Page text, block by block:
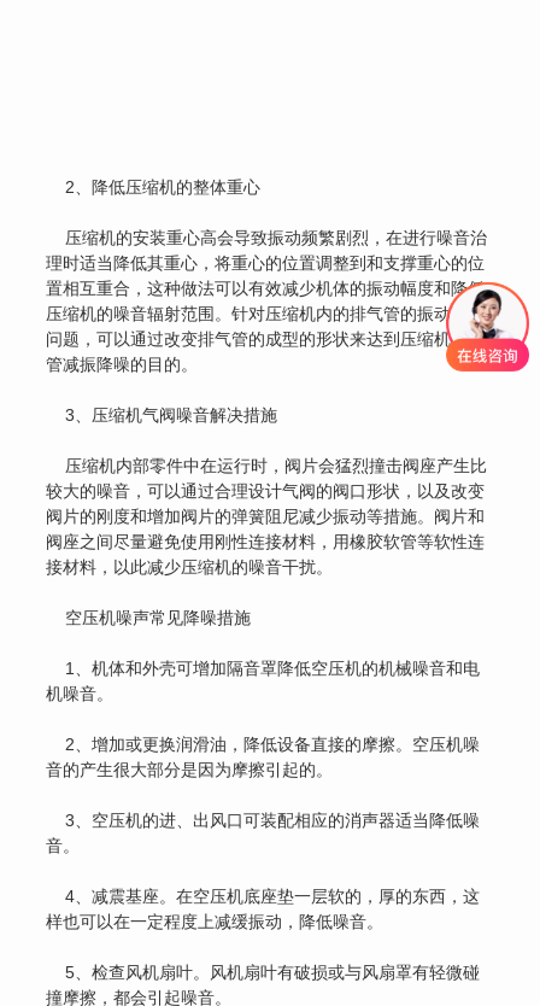
2、降低压缩机的整体重心
压缩机的安装重心高会导致振动频繁剧烈，在进行噪音治
理时适当降低其重心，将重心的位置调整到和支撑重心的位
置相互重合，这种做法可以有效减少机体的振动幅度和降低
压缩机的噪音辐射范围。针对压缩机内的排气管的振动噪音
问题，可以通过改变排气管的成型的形状来达到压缩机排气
管减振降噪的目的。
3、压缩机气阀噪音解决措施
压缩机内部零件中在运行时，阀片会猛烈撞击阀座产生比
较大的噪音，可以通过合理设计气阀的阀口形状，以及改变
阀片的刚度和增加阀片的弹簧阻尼减少振动等措施。阀片和
阀座之间尽量避免使用刚性连接材料，用橡胶软管等软性连
接材料，以此减少压缩机的噪音干扰。
空压机噪声常见降噪措施
1、机体和外壳可增加隔音罩降低空压机的机械噪音和电
机噪音。
2、增加或更换润滑油，降低设备直接的摩擦。空压机噪
音的产生很大部分是因为摩擦引起的。
3、空压机的进、出风口可装配相应的消声器适当降低噪
音。
4、减震基座。在空压机底座垫一层软的，厚的东西，这
样也可以在一定程度上减缓振动，降低噪音。
5、检查风机扇叶。风机扇叶有破损或与风扇罩有轻微碰
撞摩擦，都会引起噪音。